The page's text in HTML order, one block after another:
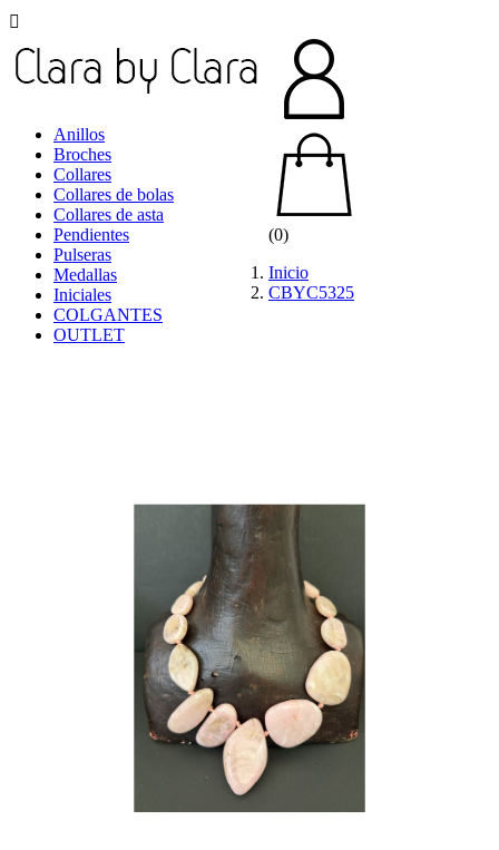

Anillos
Broches
Collares
Collares de bolas
Collares de asta
Pendientes
Pulseras
Medallas
Iniciales
COLGANTES
OUTLET
(0)
Inicio
CBYC5325